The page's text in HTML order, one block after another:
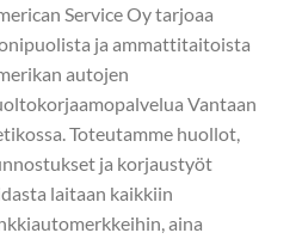
Service Oy tarjoaa
ja ammattitaitoista
autojen
Vantaan
Toteutamme huollot,
ja korjaustyöt
laitaan kaikkiin
aina